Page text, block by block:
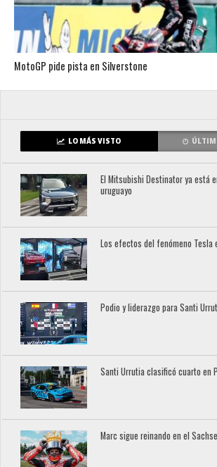
MotoGP pide pista en Silverstone
LO MÁS VISTO
El Mitsubishi Destinator ya está
uruguayo
Los efectos del fenómeno Tesla
Podio y liderazgo para Santi
Santi Urrutia clasificó cuarto en
Marc sigue reinando en el